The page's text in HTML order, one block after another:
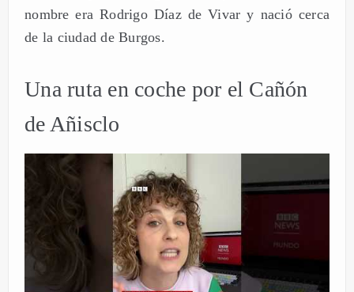
nombre era Rodrigo Díaz de Vivar y nació cerca
de la ciudad de Burgos.
Una ruta en coche por el Cañón
de Añisclo